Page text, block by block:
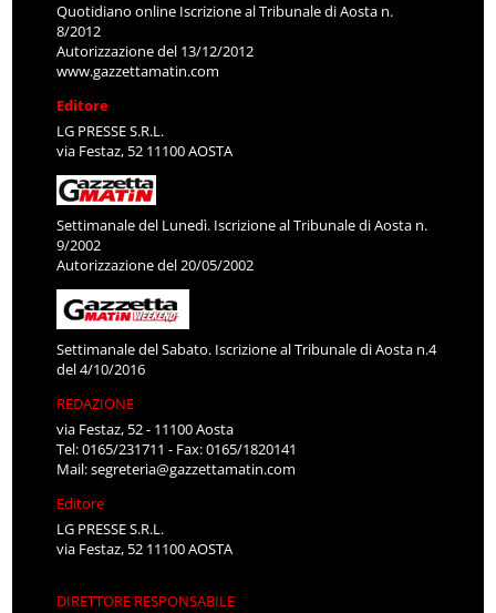
Quotidiano online Iscrizione al Tribunale di Aosta n.
8/2012
Autorizzazione del 13/12/2012
www.gazzettamatin.com
Editore
LG PRESSE S.R.L.
via Festaz, 52 11100 AOSTA
Settimanale del Lunedì. Iscrizione al Tribunale di Aosta n.
9/2002
Autorizzazione del 20/05/2002
Settimanale del Sabato. Iscrizione al Tribunale di Aosta n.4
del 4/10/2016
REDAZIONE
via Festaz, 52 - 11100 Aosta
Tel: 0165/231711 - Fax: 0165/1820141
Mail:segreteria@gazzettamatin.com
Editore
LG PRESSE S.R.L.
via Festaz, 52 11100 AOSTA
DIRETTORE RESPONSABILE